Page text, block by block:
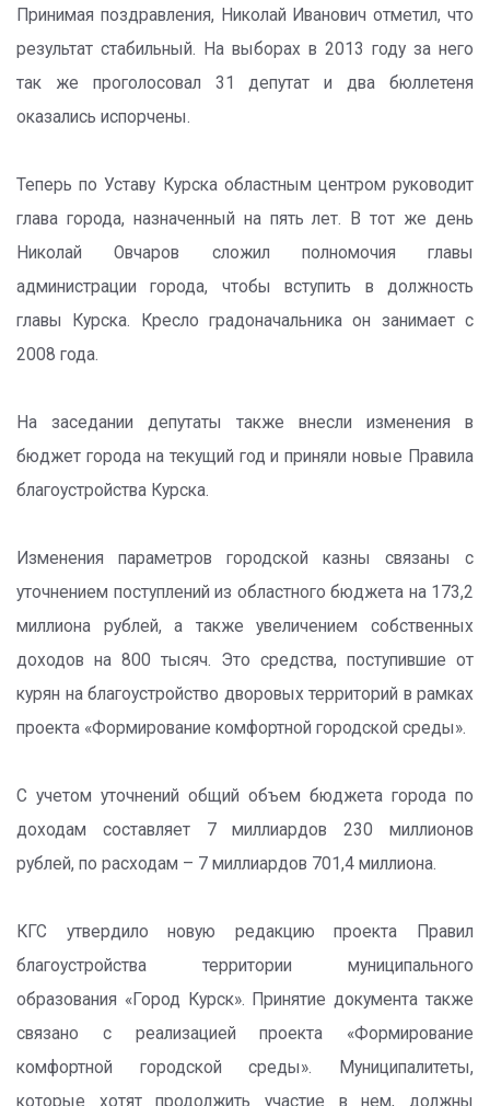
Принимая поздравления, Николай Иванович отметил, что
результат стабильный. На выборах в 2013 году за него
так же проголосовал 31 депутат и два бюллетеня
оказались испорчены.
Теперь по Уставу Курска областным центром руководит
глава города, назначенный на пять лет. В тот же день
Николай Овчаров сложил полномочия главы
администрации города, чтобы вступить в должность
главы Курска. Кресло градоначальника он занимает с
2008 года.
На заседании депутаты также внесли изменения в
бюджет города на текущий год и приняли новые Правила
благоустройства Курска.
Изменения параметров городской казны связаны с
уточнением поступлений из областного бюджета на 173,2
миллиона рублей, а также увеличением собственных
доходов на 800 тысяч. Это средства, поступившие от
курян на благоустройство дворовых территорий в рамках
проекта «Формирование комфортной городской среды».
С учетом уточнений общий объем бюджета города по
доходам составляет 7 миллиардов 230 миллионов
рублей, по расходам – 7 миллиардов 701,4 миллиона.
КГС утвердило новую редакцию проекта Правил
благоустройства территории муниципального
образования «Город Курск». Принятие документа также
связано с реализацией проекта «Формирование
комфортной городской среды». Муниципалитеты,
которые хотят продолжить участие в нем, должны